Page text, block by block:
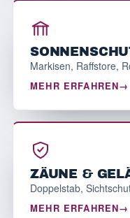
Markisen, Raffstore,
MEHR ERFAHREN
ZÄUNE &
Doppelstab,
MEHR ERFAHREN